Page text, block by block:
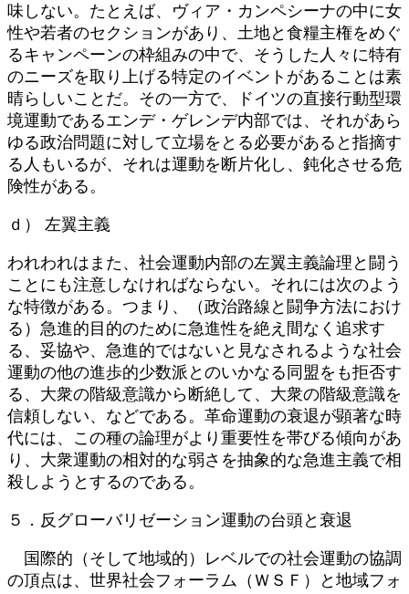
味しない。たとえば、ヴィア・カンペシーナの中に女
性や若者のセクションがあり、土地と食糧主権をめぐ
るキャンペーンの枠組みの中で、そうした人々に特有
のニーズを取り上げる特定のイベントがあることは素
晴らしいことだ。その一方で、ドイツの直接行動型環
境運動であるエンデ・ゲレンデ内部では、それがあら
ゆる政治問題に対して立場をとる必要があると指摘す
る人もいるが、それは運動を断片化し、鈍化させる危
険性がある。
ｄ） 左翼主義
われわれはまた、社会運動内部の左翼主義論理と闘う
ことにも注意しなければならない。それには次のよう
な特徴がある。つまり、（政治路線と闘争方法におけ
る）急進的目的のために急進性を絶え間なく追求す
る、妥協や、急進的ではないと見なされるような社会
運動の他の進歩的少数派とのいかなる同盟をも拒否す
る、大衆の階級意識から断絶して、大衆の階級意識を
信頼しない、などである。革命運動の衰退が顕著な時
代には、この種の論理がより重要性を帯びる傾向があ
り、大衆運動の相対的な弱さを抽象的な急進主義で相
殺しようとするのである。
５．反グローバリゼーション運動の台頭と衰退
国際的（そして地域的）レベルでの社会運動の協調
の頂点は、世界社会フォーラム（ＷＳＦ）と地域フォ